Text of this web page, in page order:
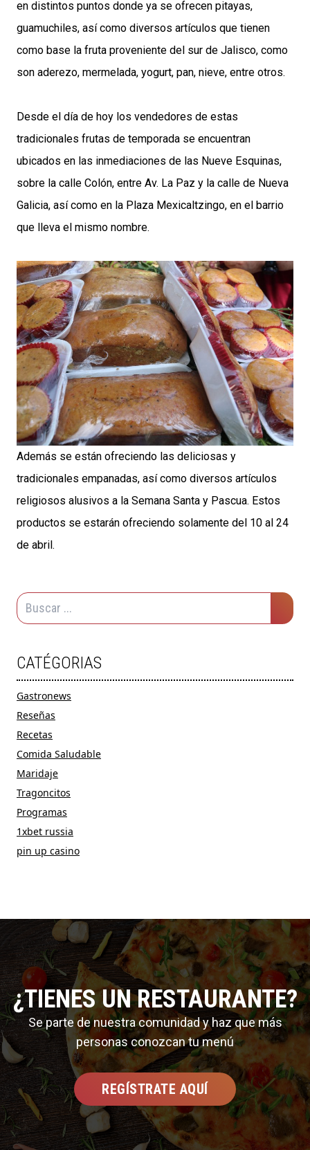
en distintos puntos donde ya se ofrecen pitayas,
guamuchiles, así como diversos artículos que tienen
como base la fruta proveniente del sur de Jalisco, como
son aderezo, mermelada, yogurt, pan, nieve, entre otros.
Desde el día de hoy los vendedores de estas
tradicionales frutas de temporada se encuentran
ubicados en las inmediaciones de las Nueve Esquinas,
sobre la calle Colón, entre Av. La Paz y la calle de Nueva
Galicia, así como en la Plaza Mexicaltzingo, en el barrio
que lleva el mismo nombre.
Además se están ofreciendo las deliciosas y
tradicionales empanadas, así como diversos artículos
religiosos alusivos a la Semana Santa y Pascua. Estos
productos se estarán ofreciendo solamente del 10 al 24
de abril.
CATÉGORIAS
Gastronews
Reseñas
Recetas
Comida Saludable
Maridaje
Tragoncitos
Programas
1xbet russia
pin up casino
¿TIENES UN RESTAURANTE?
Se parte de nuestra comunidad y haz que más
personas conozcan tu menú
REGÍSTRATE AQUÍ